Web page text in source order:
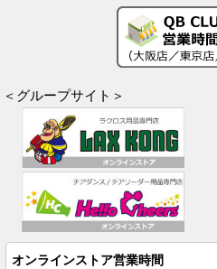
＜グループサイト＞
オンラインストア営業時間